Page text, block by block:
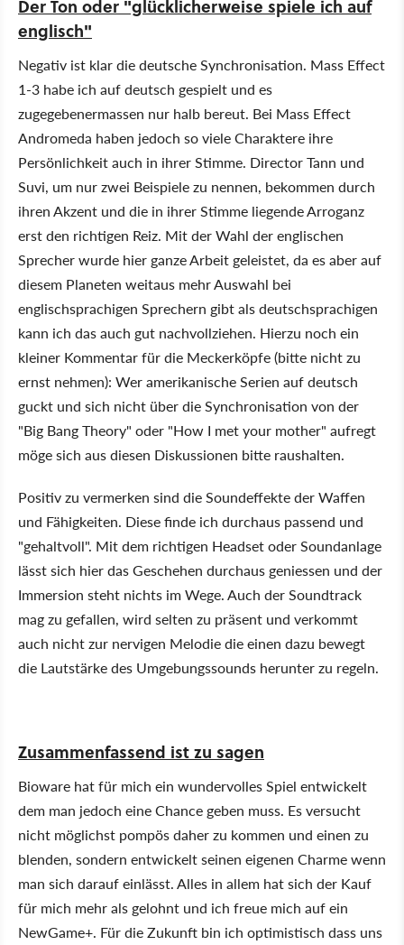
DerTon oder "glücklicherweise spiele ich auf
englisch"
Negativ ist klar die deutsche Synchronisation. Mass Effect
1-3 habe ich auf deutsch gespielt und es
zugegebenermassen nur halb bereut. Bei Mass Effect
Andromeda haben jedoch so viele Charaktere ihre
Persönlichkeit auch in ihrer Stimme. Director Tann und
Suvi, um nur zwei Beispiele zu nennen, bekommen durch
ihren Akzent und die in ihrer Stimme liegende Arroganz
erst den richtigen Reiz. Mit der Wahl der englischen
Sprecher wurde hier ganze Arbeit geleistet, da es aber auf
diesem Planeten weitaus mehr Auswahl bei
englischsprachigen Sprechern gibt als deutschsprachigen
kann ich das auch gut nachvollziehen. Hierzu noch ein
kleiner Kommentar für die Meckerköpfe (bitte nicht zu
ernst nehmen): Wer amerikanische Serien auf deutsch
guckt und sich nicht über die Synchronisation von der
"Big Bang Theory" oder "How I met your mother" aufregt
möge sich aus diesen Diskussionen bitte raushalten.
Positiv zu vermerken sind die Soundeffekte der Waffen
und Fähigkeiten. Diese finde ich durchaus passend und
"gehaltvoll". Mit dem richtigen Headset oder Soundanlage
lässt sich hier das Geschehen durchaus geniessen und der
Immersion steht nichts im Wege. Auch der Soundtrack
mag zu gefallen, wird selten zu präsent und verkommt
auch nicht zur nervigen Melodie die einen dazu bewegt
die Lautstärke des Umgebungssounds herunter zu regeln.
Zusammenfassend ist zu sagen
Bioware hat für mich ein wundervolles Spiel entwickelt
dem man jedoch eine Chance geben muss. Es versucht
nicht möglichst pompös daher zu kommen und einen zu
blenden, sondern entwickelt seinen eigenen Charme wenn
man sich darauf einlässt. Alles in allem hat sich der Kauf
für mich mehr als gelohnt und ich freue mich auf ein
NewGame+. Für die Zukunft bin ich optimistisch dass uns